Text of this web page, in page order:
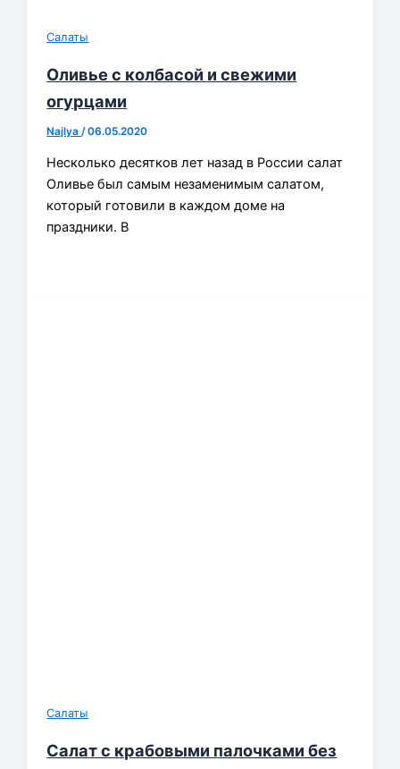
Салаты
Оливье с колбасой и свежими
огурцами
Najlya/06.05.2020
Несколько десятков лет назад в России салат
Оливье был самым незаменимым салатом,
который готовили в каждом доме на
праздники. В
Салаты
Салат с крабовыми палочками без